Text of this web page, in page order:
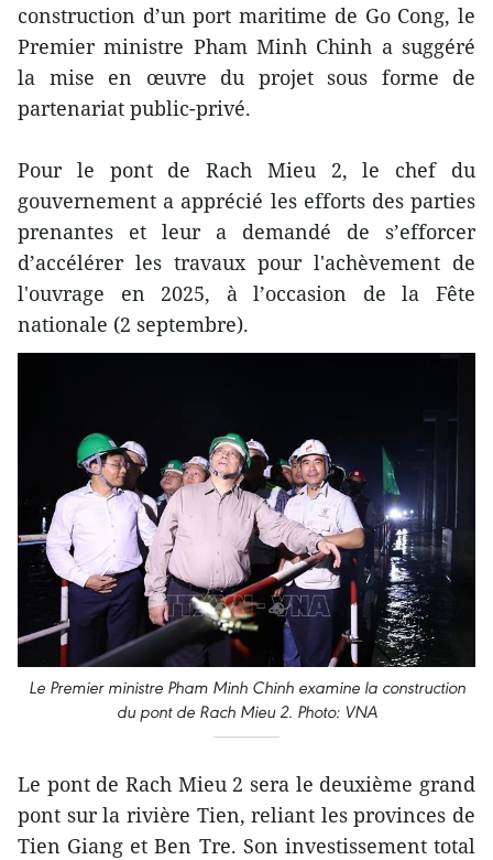
construction d’un port maritime de Go Cong, le
Premier ministre Pham Minh Chinh a suggéré
la mise en œuvre du projet sous forme de
partenariat public-privé.
Pour le pont de Rach Mieu 2, le chef du
gouvernement a apprécié les efforts des parties
prenantes et leur a demandé de s’efforcer
d’accélérer les travaux pour l'achèvement de
l'ouvrage en 2025, à l’occasion de la Fête
nationale (2 septembre).
Le Premier ministre Pham Minh Chinh examine la construction
du pont de Rach Mieu 2. Photo: VNA
Le pont de Rach Mieu 2 sera le deuxième grand
pont sur la rivière Tien, reliant les provinces de
Tien Giang et Ben Tre. Son investissement total